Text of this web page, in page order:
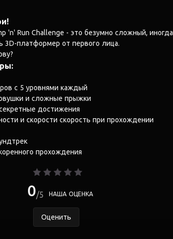
'n' Run Challenge - это безумно сложный, иногда
3D-платформер от первого лица.
с 5 уровнями каждый
и сложные прыжки
достижения
и скорости скорость при прохождении
прохождения
0 5 НАША ОЦЕНКА
Оценить